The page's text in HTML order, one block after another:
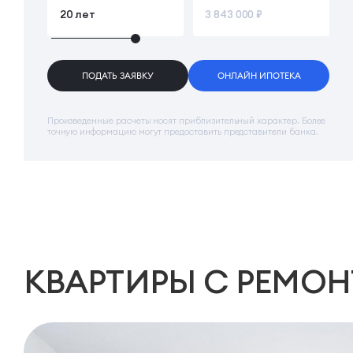
ПОДАТЬ ЗАЯВКУ ОНЛАЙН ИПОТЕКА
Произведенные расчеты носят приблизительный характер. Более
точную информацию могут предоставить представители банка.
КВАРТИРЫ С